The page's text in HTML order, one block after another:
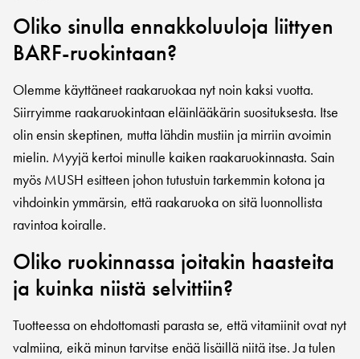
Oliko sinulla ennakkoluuloja liittyen
BARF-ruokintaan?
Olemme käyttäneet raakaruokaa nyt noin kaksi vuotta.
Siirryimme raakaruokintaan eläinlääkärin suosituksesta. Itse
olin ensin skeptinen, mutta lähdin mustiin ja mirriin avoimin
mielin. Myyjä kertoi minulle kaiken raakaruokinnasta. Sain
myös MUSH esitteen johon tutustuin tarkemmin kotona ja
vihdoinkin ymmärsin, että raakaruoka on sitä luonnollista
ravintoa koiralle.
Oliko ruokinnassa joitakin haasteita
ja kuinka niistä selvittiin?
Tuotteessa on ehdottomasti parasta se, että vitamiinit ovat nyt
valmiina, eikä minun tarvitse enää lisäillä niitä itse. Ja tulen